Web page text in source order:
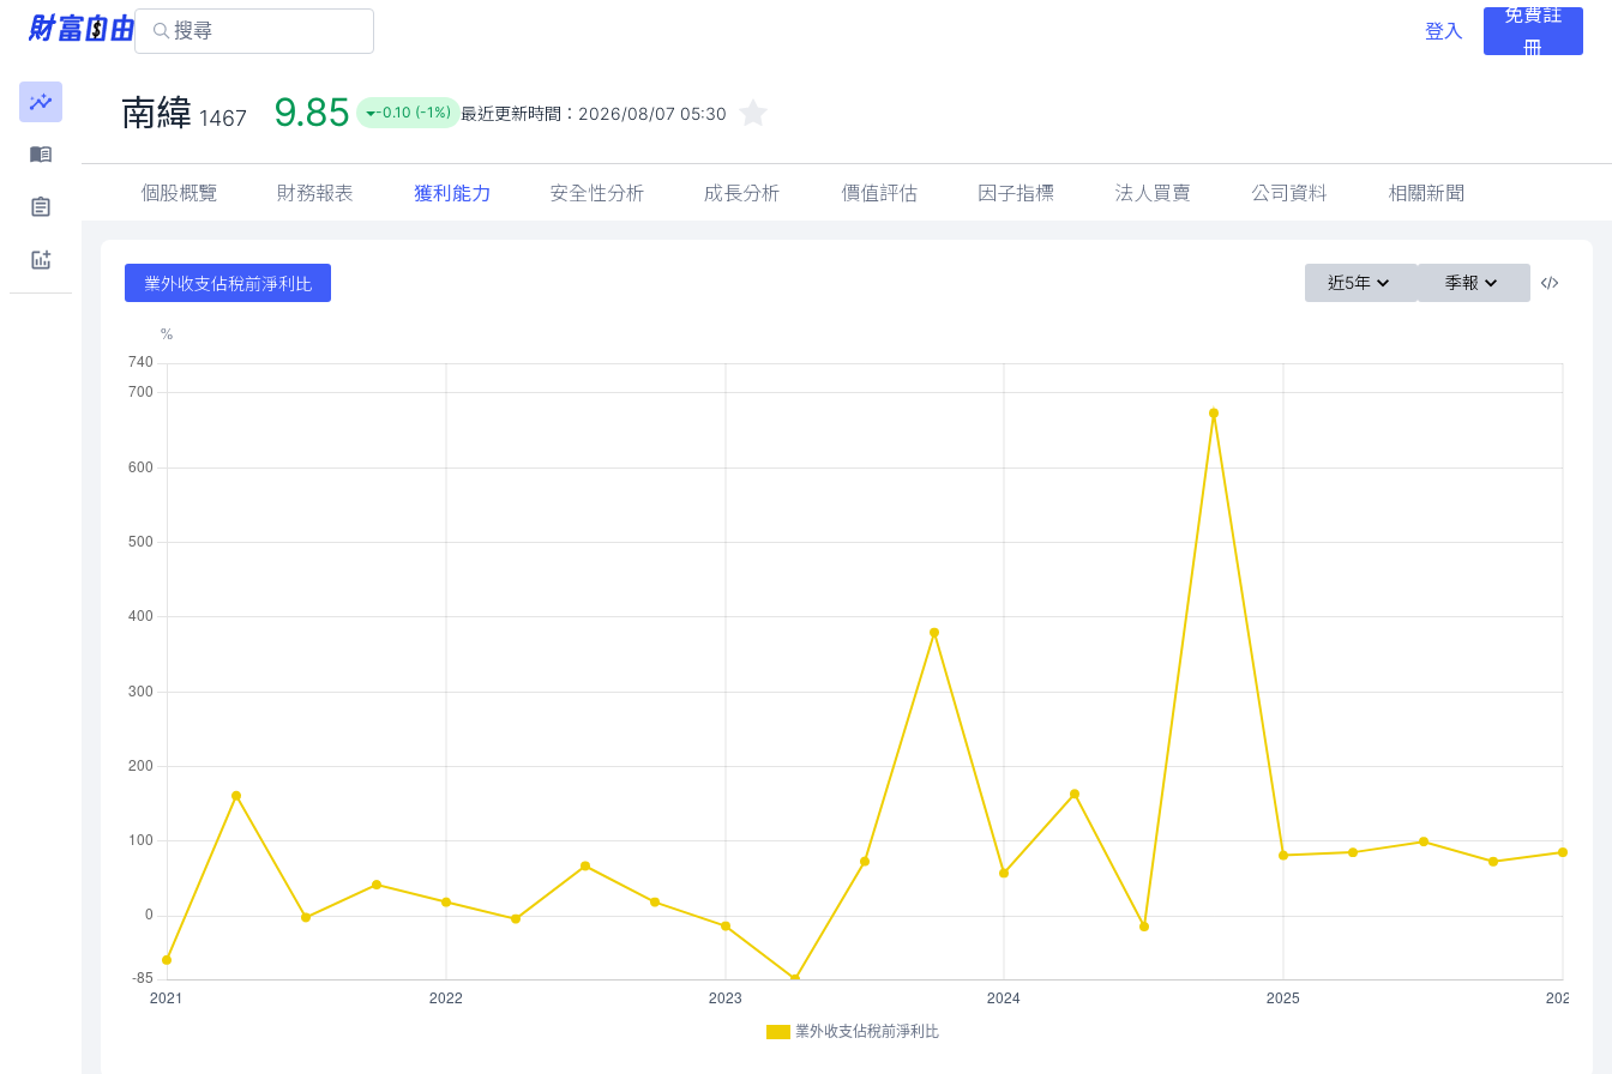
登入
免費註
冊
南緯 1467 9.85 -0.10 (-1%) 最近更新時間： 2026/08/07 05:30
個股概覽 財務報表 獲利能力 安全性分析 成長分析 價值評估 因子指標 法人買賣 公司資料 相關新聞
業外收支佔稅前淨利比 近5年 季報
業外收支佔稅前淨利比